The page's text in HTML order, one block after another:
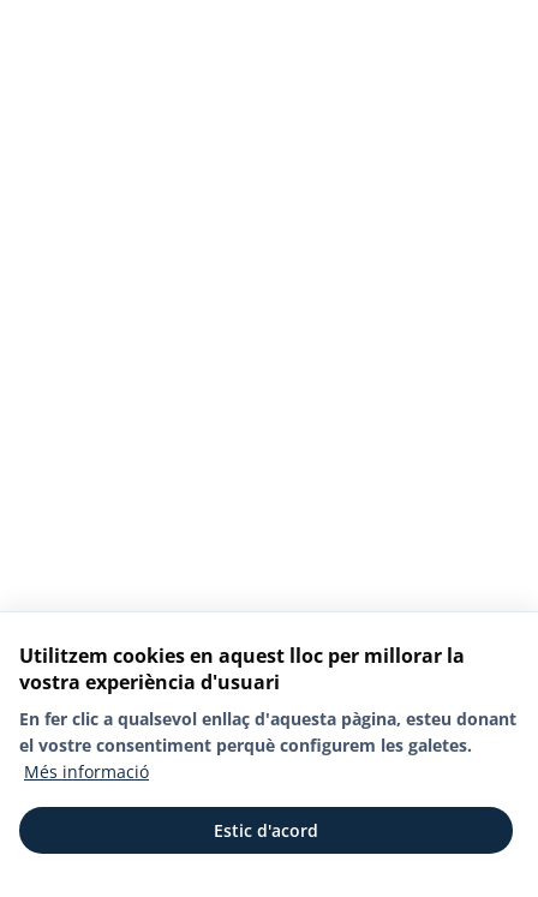
Utilitzem cookies en aquest lloc per millorar la
vostra experiència d'usuari
En fer clic a qualsevol enllaç d'aquesta pàgina, esteu donant
el vostre consentiment perquè configurem les galetes.
Més informació
Estic d'acord